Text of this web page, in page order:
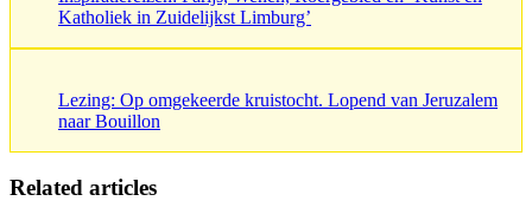
Katholiek in Zuidelijkst Limburg’
Lezing: Op omgekeerde kruistocht. Lopend van Jeruzalem
naar Bouillon
Related articles